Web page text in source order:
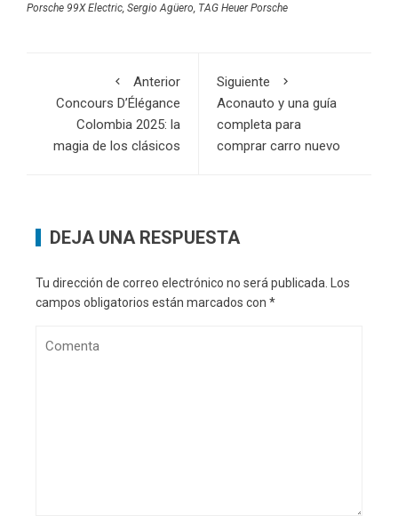
Porsche 99X Electric Sergio Agüero TAG Heuer Porsche
Anterior
Concours D’Élégance
Colombia 2025: la
magia de los clásicos
Siguiente
Aconauto y una guía
completa para
comprar carro nuevo
DEJA UNA RESPUESTA
Tu dirección de correo electrónico no será publicada.
Los
campos obligatorios están marcados con *